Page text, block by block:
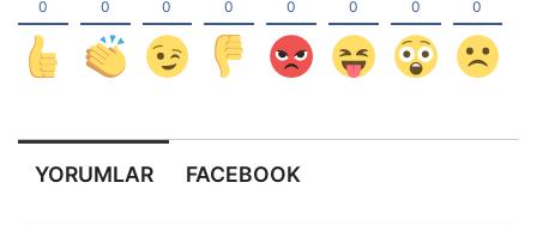
YORUMLAR FACEBOOK